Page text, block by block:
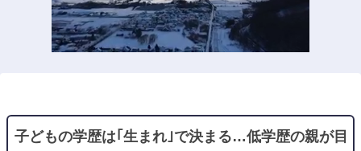
子どもの学歴は｢生まれ｣で決まる…低学歴の親が目